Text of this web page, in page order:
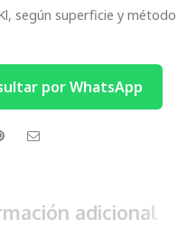
según superficie y método
por WhatsApp
adicional